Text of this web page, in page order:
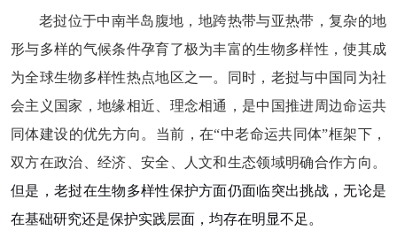
老挝位于中南半岛腹地，地跨热带与亚热带，复杂的地
形与多样的气候条件孕育了极为丰富的生物多样性，使其成
为全球生物多样性热点地区之一。 同时， 老挝与中国同为社
会主义国家，地缘相近、理念相通，是中国推进周边命运共
同体建设的优先方向。 当前，在“中老命运共同体”框架下 ，
双方在政治、经济、安全、人文和生态领域明确合作方向。
但是 ，老挝在生物多样性保护方面仍面临突出挑战，无论是
在基础研究还是保护实践层面，均存在明显不足。